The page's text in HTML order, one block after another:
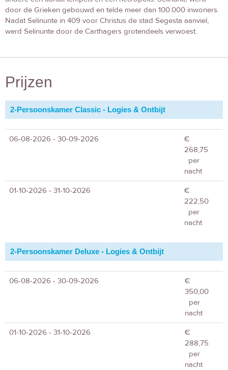
door de Grieken gebouwd en telde meer dan 100.000 inwoners.
Nadat Selinunte in 409 voor Christus de stad Segesta aanviel,
werd Selinunte door de Carthagers grotendeels verwoest.
Prijzen
2-Persoonskamer Classic - Logies & Ontbijt
06-08-2026 - 30-09-2026
€
268,75
per
nacht
01-10-2026 - 31-10-2026
€
222,50
per
nacht
2-Persoonskamer Deluxe - Logies & Ontbijt
06-08-2026 - 30-09-2026
€
350,00
per
nacht
01-10-2026 - 31-10-2026
€
288,75
per
nacht